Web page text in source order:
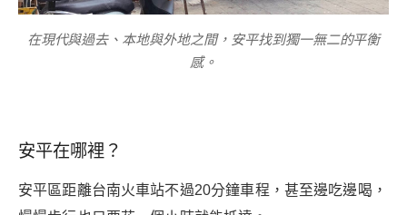
在現代與過去、本地與外地之間，安平找到獨一無二的平衡
感。
安平在哪裡？
安平區距離台南火車站不過20分鐘車程，甚至邊吃邊喝，